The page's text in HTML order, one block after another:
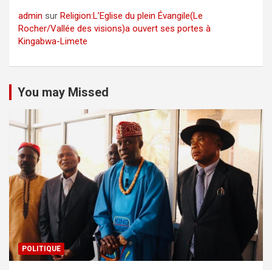
admin sur Religion:L’Eglise du plein Évangile(Le
Rocher/Vallée des visions)a ouvert ses portes à
Kingabwa-Limete
You may Missed
POLITIQUE